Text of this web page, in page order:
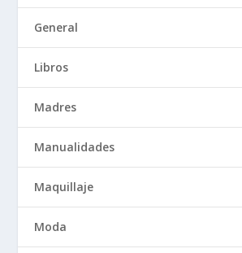
General
Libros
Madres
Manualidades
Maquillaje
Moda